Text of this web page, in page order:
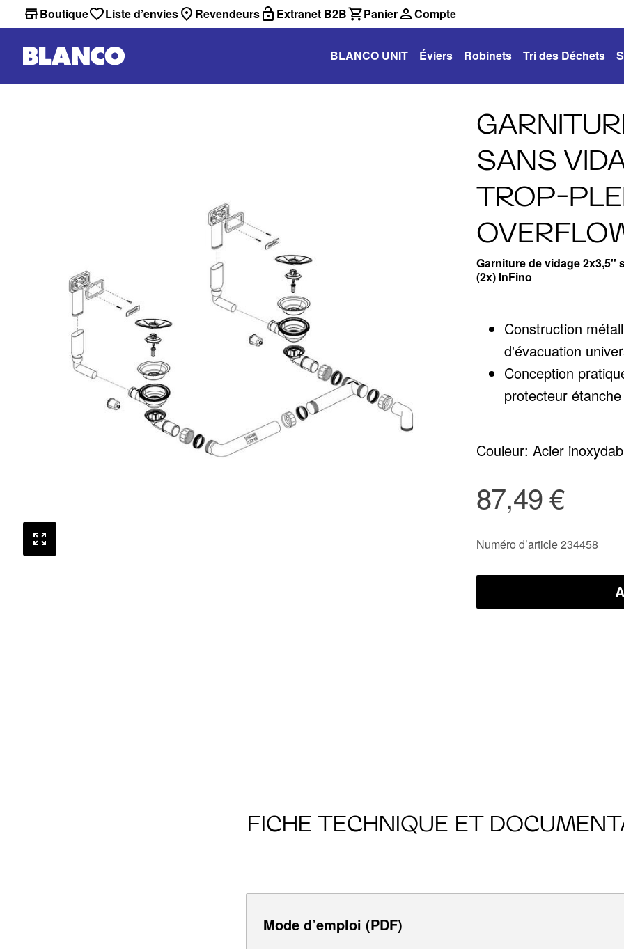
Boutique Liste d’envies Revendeurs Extranet B2B Panier Compte
BLANCO UNIT Éviers Robinets Tri des Déchets
SANS
TROP-
Garniture de vidage 2x3,5''
(2x) InFino
Construction
d'évacuation
Conception
protecteur
Couleur: Acier
87,49 €
Numéro d’article 234458
FICHE TECHNIQUE ET
Mode d’emploi (PDF)